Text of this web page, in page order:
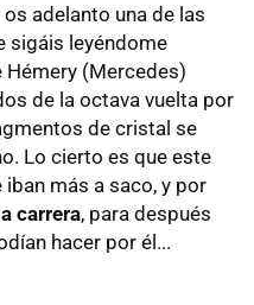
adelanto una de las
sigáis leyéndome
Hémery (Mercedes)
de la octava vuelta por
de cristal se
Lo cierto es que este
más a saco, y por
carrera, para después
hacer por él...